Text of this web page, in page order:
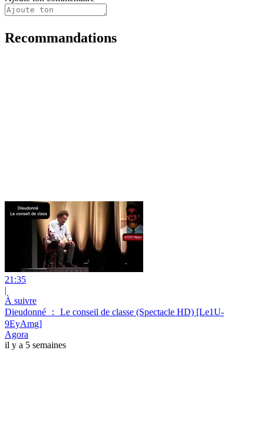
Recommandations
21:35
|
À suivre
Dieudonné ： Le conseil de classe (Spectacle HD) [Le1U-
9EyAmg]
Agora
il y a 5 semaines